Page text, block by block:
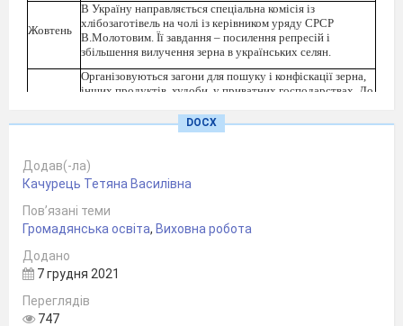
Жовтень
В Україну направляється спеціальна комісія із
хлібозаготівель на чолі із керівником уряду СРСР
В.Молотовим. Її завдання – посилення репресій і
збільшення вилучення зерна в українських селян.
Організовуються загони для пошуку і конфіскації зерна,
інших продуктів, худоби у приватних господарствах. До
держбезпеки та місцеві члени комуністичної партії і
Листопад
Вводиться режим “чорних дошок”. Занесення населеного
пункту чи району на “чорну дошку” вело до їх повної
блокади, проведення спеціальних репресивних заходів, а
18
Запроваджуються натуральні штрафи. В
що “заборгували” за нереальними планами,
Кінець
листопада
Спецоргани розробляють спеціальну таємну операцію зі
знешкодження всіх, хто міг би чинити опір повному
вилученню хліба. Операція охоплювала 243 райони
DOCX
Додав(-ла)
Качурець Тетяна Василівна
Пов’язані теми
Громадянська освіта, Виховна робота
Додано
7 грудня 2021
Переглядів
747